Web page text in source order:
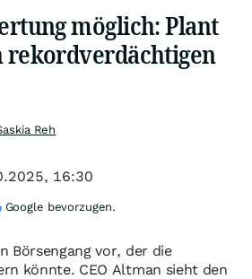
möglich: Plant
rekordverdächtigen
Börsengang vor, der die
könnte. CEO Altman sieht den
Reh
16:30
Google bevorzugen.